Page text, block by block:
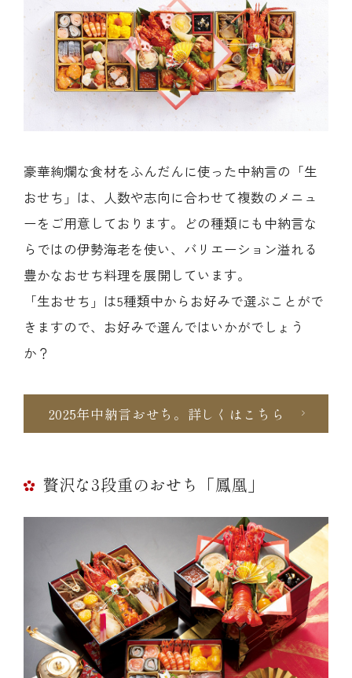
豪華絢爛な食材をふんだんに使った中納言の「生
おせち」は、人数や志向に合わせて複数のメニュ
ーをご用意しております。どの種類にも中納言な
らではの伊勢海老を使い、バリエーション溢れる
豊かなおせち料理を展開しています。
「生おせち」は5種類中からお好みで選ぶことがで
きますので、お好みで選んではいかがでしょう
か？
2025年中納言おせち。詳しくはこちら
贅沢な3段重のおせち「鳳凰」